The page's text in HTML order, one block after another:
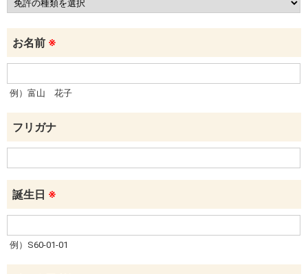
お名前 ※
例）富山 花子
フリガナ
誕生日 ※
例）S60-01-01